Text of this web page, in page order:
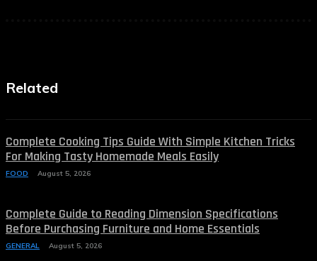
Related
Complete Cooking Tips Guide With Simple Kitchen Tricks
For Making Tasty Homemade Meals Easily
FOOD August 5, 2026
Complete Guide to Reading Dimension Specifications
Before Purchasing Furniture and Home Essentials
GENERAL August 5, 2026